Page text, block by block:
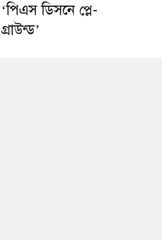
‘পিএস ডিসনে প্লে-
গ্রাউন্ড’